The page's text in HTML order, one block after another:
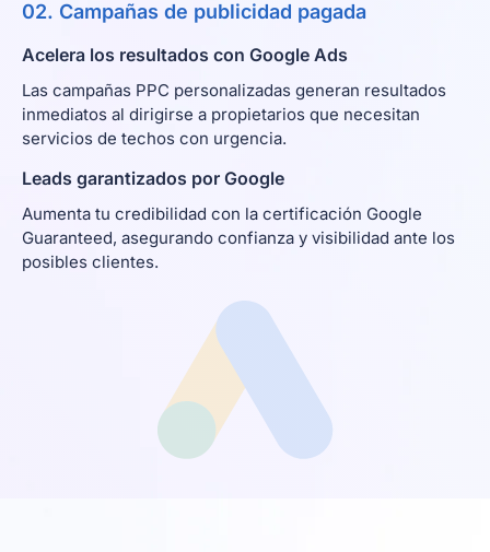
02. Campañas de publicidad pagada
Acelera los resultados con Google Ads
Las campañas PPC personalizadas generan resultados
inmediatos al dirigirse a propietarios que necesitan
servicios de techos con urgencia.
Leads garantizados por Google
Aumenta tu credibilidad con la certificación Google
Guaranteed, asegurando confianza y visibilidad ante los
posibles clientes.